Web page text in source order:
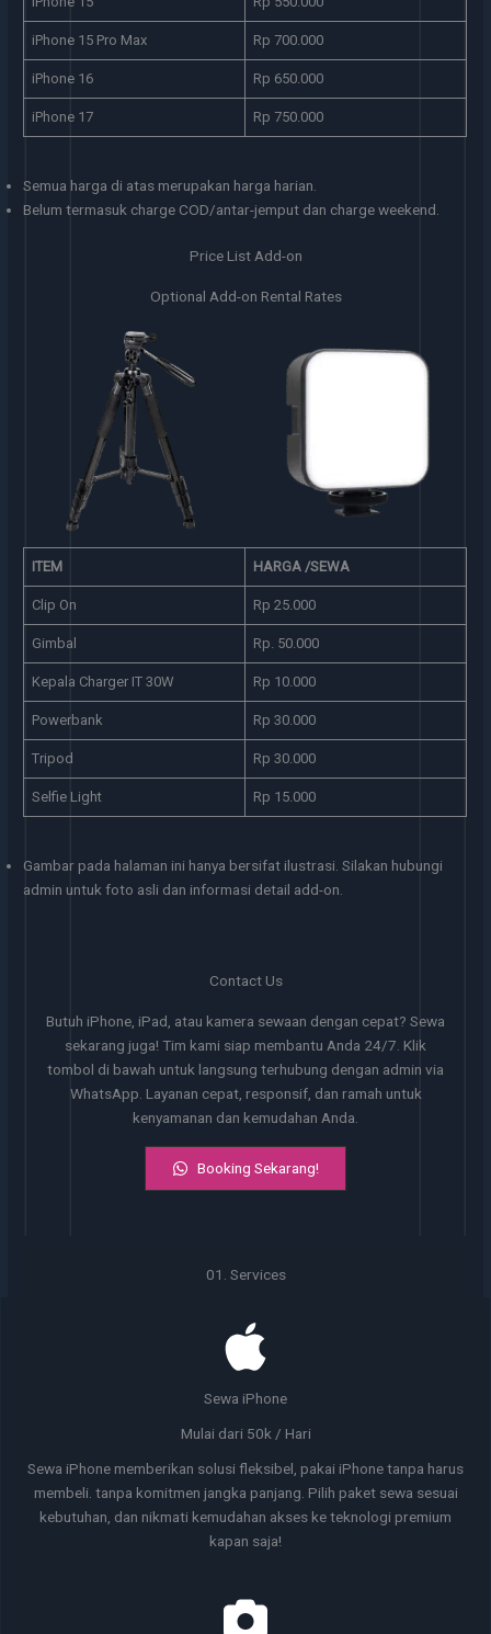
iPhone 15 Pro Max Rp 700.000
iPhone 16 Rp 650.000
iPhone 17 Rp 750.000
Semua harga di atas merupakan harga harian.
Belum termasuk charge COD/antar-jemput dan charge weekend.
Price List Add-on
Optional Add-on Rental Rates
Selfie Light
ITEM HARGA /SEWA
Clip On Rp 25.000
Gimbal Rp. 50.000
Kepala Charger IT 30W Rp 10.000
Powerbank Rp 30.000
Tripod Rp 30.000
Selfie Light Rp 15.000
Gambar pada halaman ini hanya bersifat ilustrasi. Silakan hubungi
admin untuk foto asli dan informasi detail add-on.
Contact Us
Butuh iPhone, iPad, atau kamera sewaan dengan cepat? Sewa
sekarang juga! Tim kami siap membantu Anda 24/7. Klik
tombol di bawah untuk langsung terhubung dengan admin via
WhatsApp. Layanan cepat, responsif, dan ramah untuk
kenyamanan dan kemudahan Anda.
Booking Sekarang!
01. Services
Sewa iPhone
Mulai dari 50k / Hari
Sewa iPhone memberikan solusi fleksibel, pakai iPhone tanpa harus
membeli. tanpa komitmen jangka panjang. Pilih paket sewa sesuai
kebutuhan, dan nikmati kemudahan akses ke teknologi premium
kapan saja!